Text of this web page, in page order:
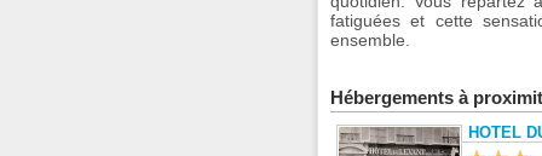
fatiguées et cette
ensemble.
Hébergements à
HOTEL